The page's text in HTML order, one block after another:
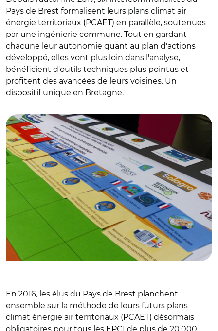
Pays de Brest formalisent leurs plans climat air
énergie territoriaux (PCAET) en parallèle, soutenues
par une ingénierie commune. Tout en gardant
chacune leur autonomie quant au plan d'actions
développé, elles vont plus loin dans l'analyse,
bénéficient d'outils techniques plus pointus et
profitent des avancées de leurs voisines. Un
dispositif unique en Bretagne.
En 2016, les élus du Pays de Brest planchent
ensemble sur la méthode de leurs futurs plans
climat énergie air territoriaux (PCAET) désormais
obligatoires pour tous les EPCI de plus de 20.000